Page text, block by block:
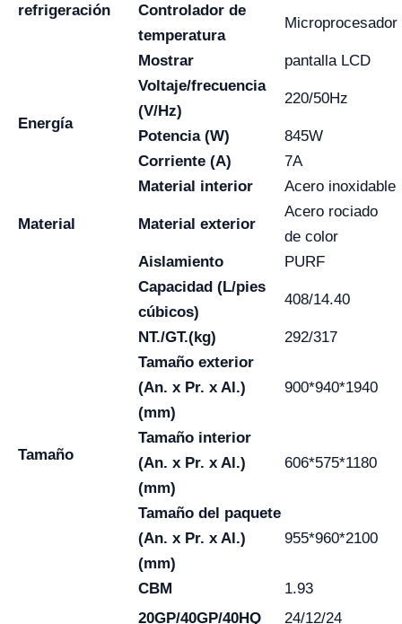
refrigeración
Controlador de
temperatura
Microprocesador
Mostrar pantalla LCD
Energía
Voltaje/frecuencia
(V/Hz)
220/50Hz
Potencia (W)
845W
Corriente (A)
7A
Material
Material interior Acero inoxidable
Material exterior
Acero rociado
de color
Aislamiento
PURF
Tamaño
Capacidad (L/pies
cúbicos)
408/14.40
NT./GT.(kg)
292/317
Tamaño exterior
(An. x Pr. x Al.)
(mm)
900*940*1940
Tamaño interior
(An. x Pr. x Al.)
(mm)
606*575*1180
Tamaño del paquete
(An. x Pr. x Al.)
(mm)
955*960*2100
CBM
1.93
20GP/40GP/40HQ
24/12/24